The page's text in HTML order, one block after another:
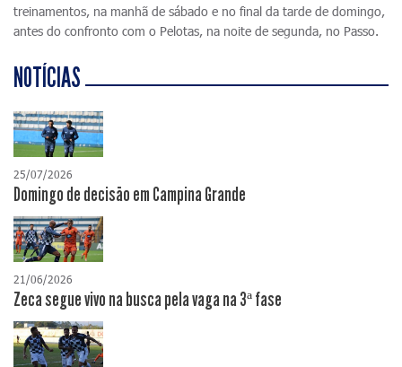
treinamentos, na manhã de sábado e no final da tarde de domingo,
antes do confronto com o Pelotas, na noite de segunda, no Passo.
NOTÍCIAS
25/07/2026
Domingo de decisão em Campina Grande
21/06/2026
Zeca segue vivo na busca pela vaga na 3ª fase